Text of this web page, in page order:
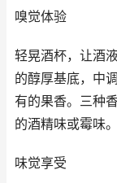
嗅觉体验
轻晃酒杯，让酒
的醇厚基底，中
有的果香。三种
的酒精味或霉味。
味觉享受